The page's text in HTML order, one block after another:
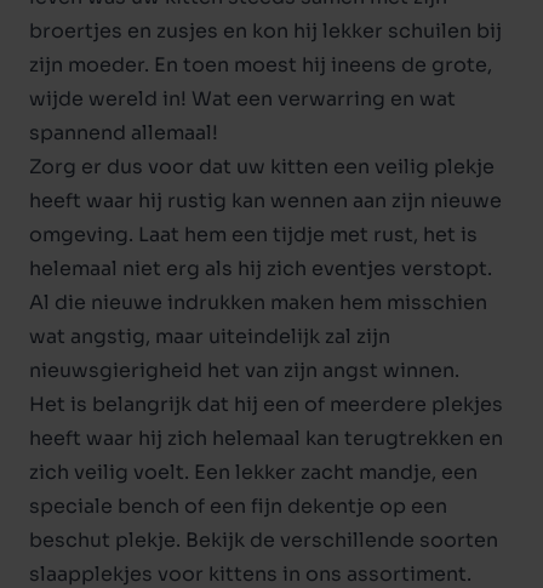
broertjes en zusjes en kon hij lekker schuilen bij
zijn moeder. En toen moest hij ineens de grote,
wijde wereld in! Wat een verwarring en wat
spannend allemaal!
Zorg er dus voor dat uw kitten een veilig plekje
heeft waar hij rustig kan wennen aan zijn nieuwe
omgeving. Laat hem een tijdje met rust, het is
helemaal niet erg als hij zich eventjes verstopt.
Al die nieuwe indrukken maken hem misschien
wat angstig, maar uiteindelijk zal zijn
nieuwsgierigheid het van zijn angst winnen.
Het is belangrijk dat hij een of meerdere plekjes
heeft waar hij zich helemaal kan terugtrekken en
zich veilig voelt. Een lekker zacht mandje, een
speciale bench of een fijn dekentje op een
beschut plekje. Bekijk de verschillende soorten
slaapplekjes voor kittens in ons assortiment.